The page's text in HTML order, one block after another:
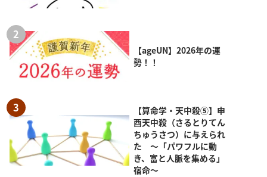
【ageUN】2026年の運
勢！！
【算命学・天中殺⑤】申
酉天中殺（さるとりてん
ちゅうさつ）に与えられ
た ～「パワフルに動
き、富と人脈を集める」
宿命～